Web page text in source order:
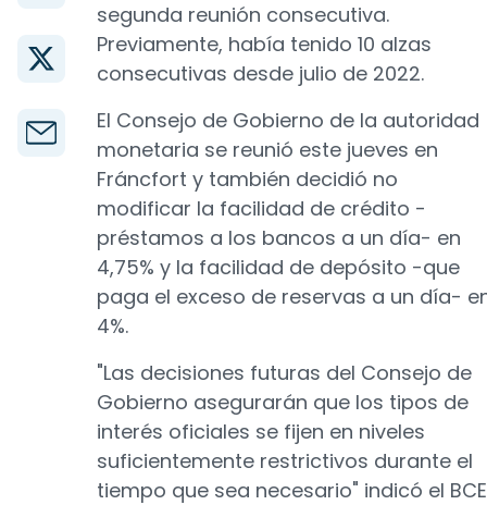
segunda reunión consecutiva.
Previamente, había tenido 10 alzas
consecutivas desde julio de 2022.
El Consejo de Gobierno de la autoridad
monetaria se reunió este jueves en
Fráncfort y también decidió no
modificar la facilidad de crédito -
préstamos a los bancos a un día- en
4,75% y la facilidad de depósito -que
paga el exceso de reservas a un día-
4%.
"Las decisiones futuras del Consejo de
Gobierno asegurarán que los tipos de
interés oficiales se fijen en niveles
suficientemente restrictivos durante el
tiempo que sea necesario" indicó el